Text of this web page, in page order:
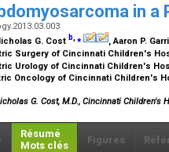
in a
G. Cost b,⁎ , Aaron P.
Surgery of Cincinnati Children's
Urology of Cincinnati Children's
Oncology of Cincinnati Children's
G. Cost, M.D., Cincinnati Children's
Résumé
Mots clés
Figures